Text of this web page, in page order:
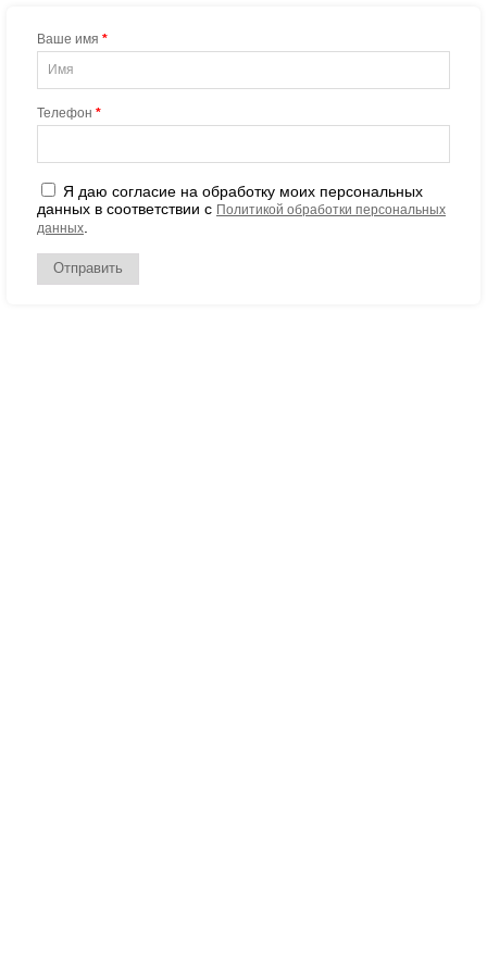
Ваше имя *
Телефон *
Я даю согласие на обработку моих персональных
данных в соответствии с Политикой обработки персональных
данных
Отправить